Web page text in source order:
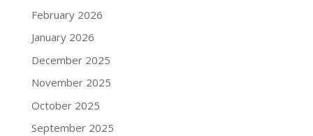
February 2026
January 2026
December 2025
November 2025
October 2025
September 2025